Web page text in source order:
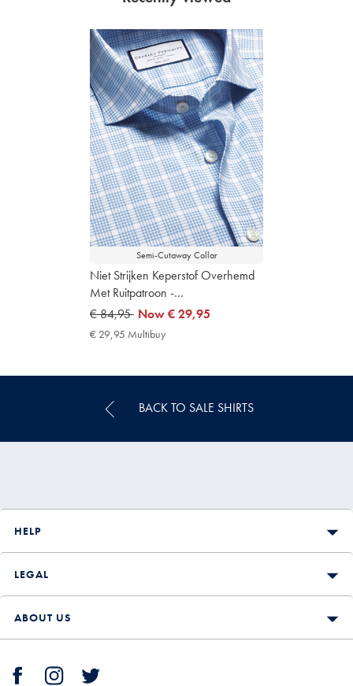
Semi-Cutaway Collar
Niet Strijken Keperstof Overhemd
Met Ruitpatroon -
Korenbloemblauw
was
€
€ 84,95 now
€
Now€ 29,95
€ 29,95 Multibuy
Price
BACK TO SALE SHIRTS
HELP
LEGAL
ABOUT US